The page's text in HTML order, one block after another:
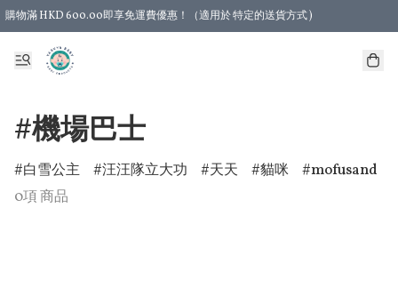
購物滿 HKD 600.00即享免運費優惠！（適用於 特定的送貨方式 )
#機場巴士
白雪公主 汪汪隊立大功 天天 貓咪
mofusand
0項 商品